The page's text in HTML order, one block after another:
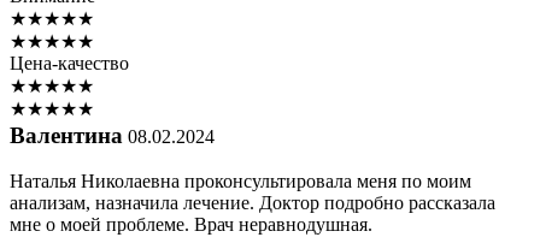
★★★★★
★★★★★
Цена-качество
★★★★★
★★★★★
Валентина 08.02.2024
Наталья Николаевна проконсультировала меня по моим
анализам, назначила лечение. Доктор подробно рассказала
мне о моей проблеме. Врач неравнодушная.